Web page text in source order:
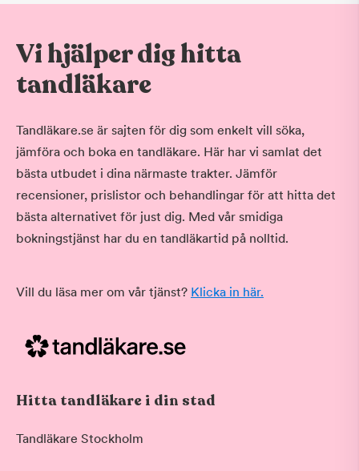
Vi hjälper dig hitta
tandläkare
Tandläkare.se är sajten för dig som enkelt vill söka,
jämföra och boka en tandläkare. Här har vi samlat det
bästa utbudet i dina närmaste trakter. Jämför
recensioner, prislistor och behandlingar för att hitta det
bästa alternativet för just dig. Med vår smidiga
bokningstjänst har du en tandläkartid på nolltid.
Vill du läsa mer om vår tjänst? Klicka in här.
Hitta tandläkare i din stad
Tandläkare Stockholm